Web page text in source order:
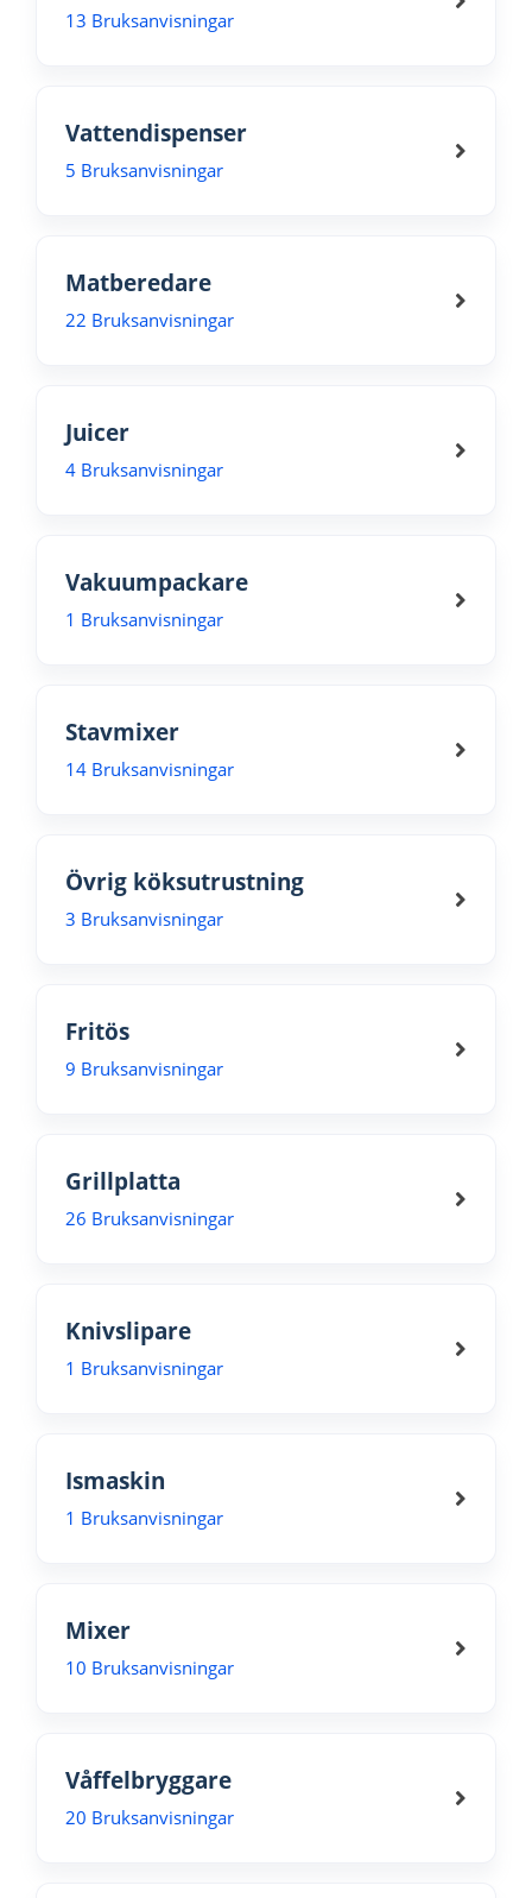
13 Bruksanvisningar
Vattendispenser
5 Bruksanvisningar
Matberedare
22 Bruksanvisningar
Juicer
4 Bruksanvisningar
Vakuumpackare
1 Bruksanvisningar
Stavmixer
14 Bruksanvisningar
Övrig köksutrustning
3 Bruksanvisningar
Fritös
9 Bruksanvisningar
Grillplatta
26 Bruksanvisningar
Knivslipare
1 Bruksanvisningar
Ismaskin
1 Bruksanvisningar
Mixer
10 Bruksanvisningar
Våffelbryggare
20 Bruksanvisningar